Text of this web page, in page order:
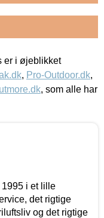
er i øjeblikket
, Pro-Outdoor.dk,
, som alle har
i et lille
det rigtige
og det rigtige